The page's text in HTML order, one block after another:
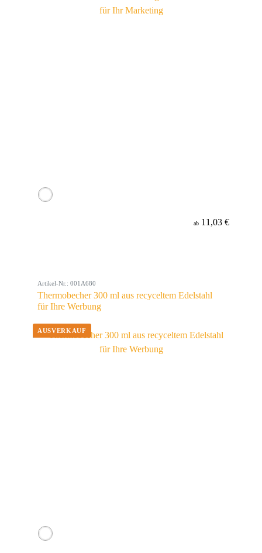
ab 11,03 €
Artikel-Nr.: 001A680
Thermobecher 300 ml aus recyceltem Edelstahl
für Ihre Werbung